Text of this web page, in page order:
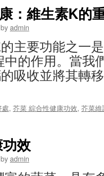
酯
：維生素K的
byadmin
主要功能之一
中的作用。當我
吸收並將其轉
, 芥菜 綜合性健康功效, 芥菜
效
byadmin